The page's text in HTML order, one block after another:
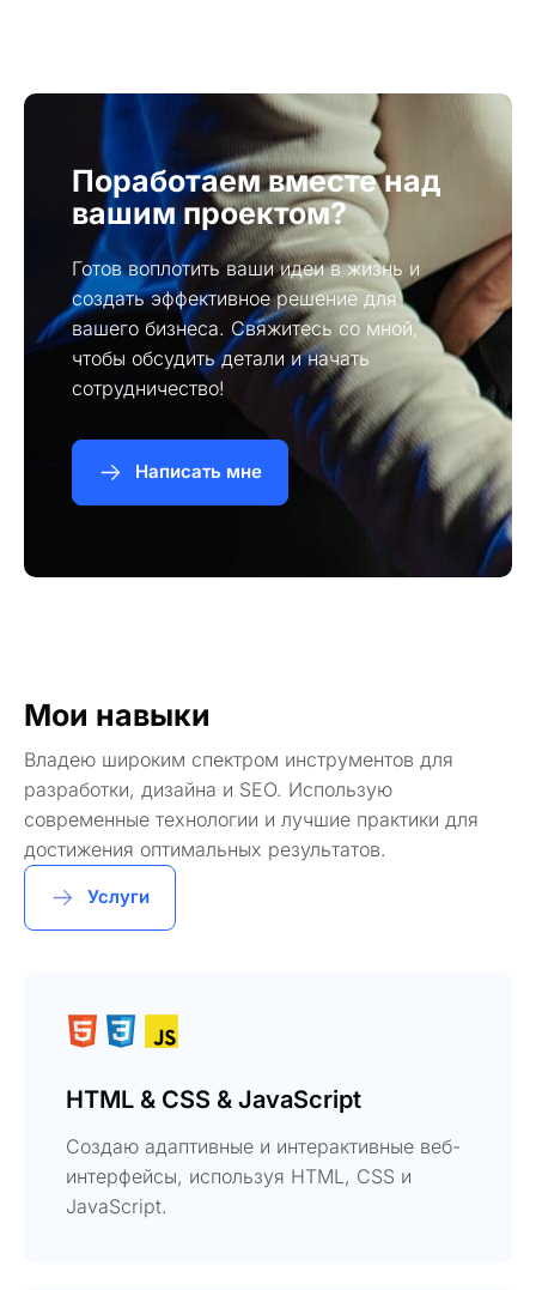
Поработаем вместе над
вашим проектом?
Готов воплотить ваши идеи в жизнь и
создать эффективное решение для
вашего бизнеса. Свяжитесь со мной,
чтобы обсудить детали и начать
сотрудничество!
Написать мне
Мои навыки
Владею широким спектром инструментов для
разработки, дизайна и SEO. Использую
современные технологии и лучшие практики для
достижения оптимальных результатов.
Услуги
HTML & CSS & JavaScript
Создаю адаптивные и интерактивные веб-
интерфейсы, используя HTML, CSS и
JavaScript.